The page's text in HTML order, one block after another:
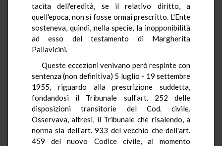
tacita dell'eredità, se il relativo diritto, a
quell'epoca, non si fosse ormai prescritto. L'Ente
sosteneva, quindi, nella specie, la inopponibilità
ad esso del testamento di Margherita
Pallavicini.
Queste eccezioni venivano però respinte con
sentenza (non definitiva) 5 luglio - 19 settembre
1955, riguardo alla prescrizione suddetta,
fondandosi il Tribunale sull'art. 252 delle
disposizioni transitorie del Cod. civile.
Osservava, altresì, il Tribunale che risalendo, a
norma sia dell'art. 933 del vecchio che dell'art.
459 del nuovo Codice civile, al momento